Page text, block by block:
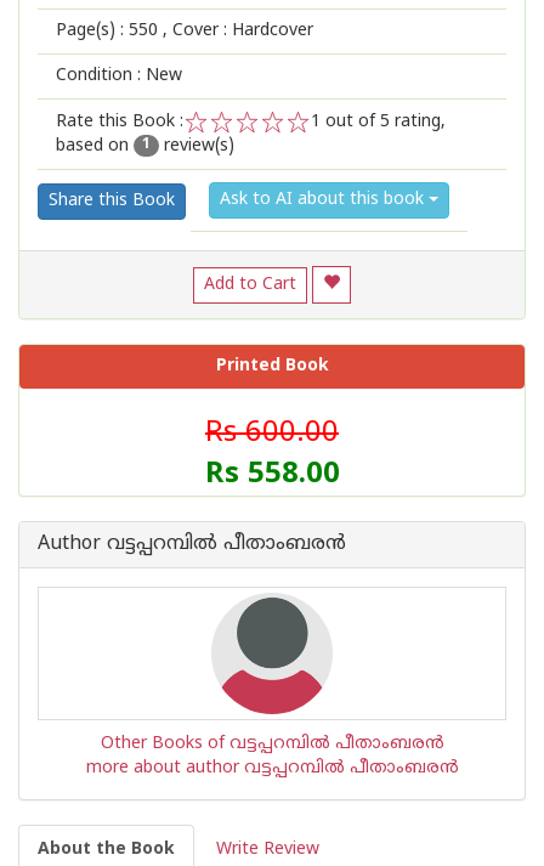
Page(s) : 550 , Cover : Hardcover
Condition : New
Rate this Book :
2
1
1 out of 5 rating,
based on
1 review(s)
Share this Book Ask to AI about this book
Add to Cart
Printed Book
Rs 600.00
Rs 558.00
Author വട്ടപ്പറമ്പില്‍ പീതാംബരന്‍
Other Books of വട്ടപ്പറമ്പില്‍ പീതാംബരന്‍
more about author വട്ടപ്പറമ്പില്‍ പീതാംബരന്‍
About the Book Write Review